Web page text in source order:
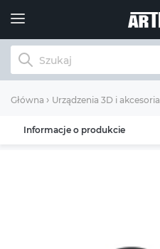
Główna Urządzenia 3D i akcesoria
Informacje o produkcie